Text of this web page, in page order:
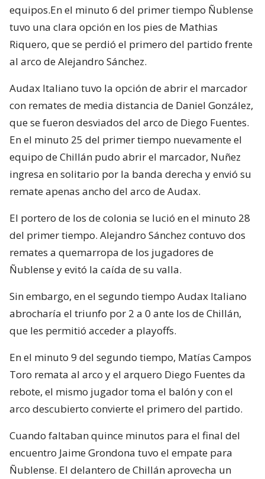
equipos.En el minuto 6 del primer tiempo Ñublense
tuvo una clara opción en los pies de Mathias
Riquero, que se perdió el primero del partido frente
al arco de Alejandro Sánchez.
Audax Italiano tuvo la opción de abrir el marcador
con remates de media distancia de Daniel González,
que se fueron desviados del arco de Diego Fuentes.
En el minuto 25 del primer tiempo nuevamente el
equipo de Chillán pudo abrir el marcador, Nuñez
ingresa en solitario por la banda derecha y envió su
remate apenas ancho del arco de Audax.
El portero de los de colonia se lució en el minuto 28
del primer tiempo. Alejandro Sánchez contuvo dos
remates a quemarropa de los jugadores de
Ñublense y evitó la caída de su valla.
Sin embargo, en el segundo tiempo Audax Italiano
abrocharía el triunfo por 2 a 0 ante los de Chillán,
que les permitió acceder a playoffs.
En el minuto 9 del segundo tiempo, Matías Campos
Toro remata al arco y el arquero Diego Fuentes da
rebote, el mismo jugador toma el balón y con el
arco descubierto convierte el primero del partido.
Cuando faltaban quince minutos para el final del
encuentro Jaime Grondona tuvo el empate para
Ñublense. El delantero de Chillán aprovecha un